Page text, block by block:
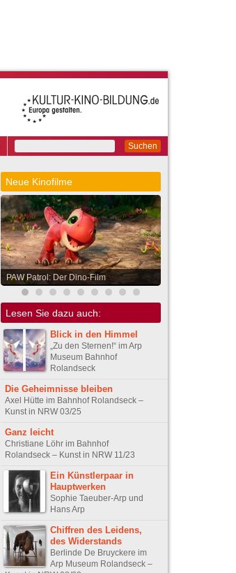
Suchen
Neue Kinofilme
PAW Patrol: Der Dino-Film
Lesen Sie dazu auch:
Blick in den Himmel
„Zu den Sternen!“ im Arp
Museum Bahnhof
Rolandseck
Die Geheimnisse bleiben
Axel Hütte im Bahnhof Rolandseck –
Kunst in NRW 03/25
Ganz leicht
Christiane Löhr im Bahnhof
Rolandseck – Kunst in NRW 11/23
Ein Künstlerpaar in
Hauptwerken
Sophie Taeuber-Arp und
Hans Arp
Chiffren des Leidens,
des Widerstands
Berlinde De Bruyckere im
Arp Museum Rolandseck –